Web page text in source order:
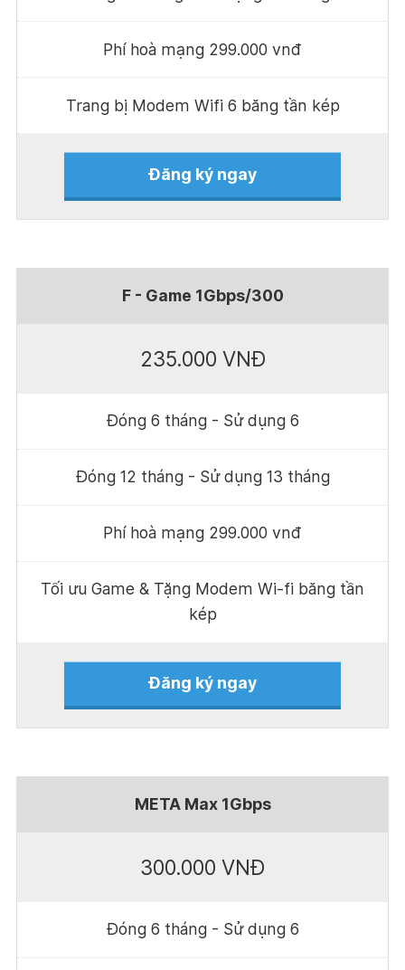
Phí hoà mạng 299.000 vnđ
Trang bị Modem Wifi 6 băng tần kép
Đăng ký ngay
F - Game 1Gbps/300
235.000 VNĐ
Đóng 6 tháng - Sử dụng 6
Đóng 12 tháng - Sử dụng 13 tháng
Phí hoà mạng 299.000 vnđ
Tối ưu Game & Tặng Modem Wi-fi băng tần
kép
Đăng ký ngay
META Max 1Gbps
300.000 VNĐ
Đóng 6 tháng - Sử dụng 6